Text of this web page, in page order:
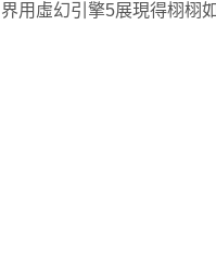
界用虛幻引擎5展現得栩栩